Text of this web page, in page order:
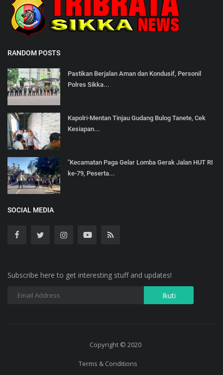
RANDOM POSTS
Pastikan Berjalan Aman dan Kondusif, Personil
Polres Sikka...
Kapolri-Mentan Tinjau Gudang Bulog Tanete, Cek
Kesiapan...
"Kecamatan Paga Gelar Lomba Gerak Jalan HUT RI
ke-79, Peserta...
SOCIAL MEDIA
Subscribe here to get interesting stuff and updates!
Copyright © 2020
Terms & Conditions